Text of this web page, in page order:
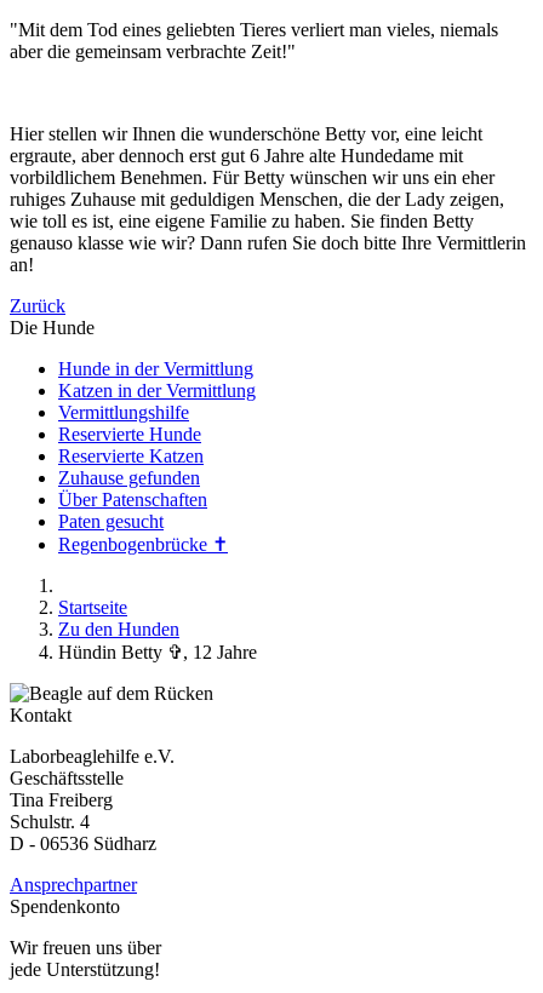
"Mit dem Tod eines geliebten Tieres verliert man vieles, niemals
aber die gemeinsam verbrachte Zeit!"
Hier stellen wir Ihnen die wunderschöne Betty vor, eine leicht
ergraute, aber dennoch erst gut 6 Jahre alte Hundedame mit
vorbildlichem Benehmen. Für Betty wünschen wir uns ein eher
ruhiges Zuhause mit geduldigen Menschen, die der Lady zeigen,
wie toll es ist, eine eigene Familie zu haben. Sie finden Betty
genauso klasse wie wir? Dann rufen Sie doch bitte Ihre Vermittlerin
an!
Zurück
Die Hunde
Hunde in der Vermittlung
Katzen in der Vermittlung
Vermittlungshilfe
Reservierte Hunde
Reservierte Katzen
Zuhause gefunden
Über Patenschaften
Paten gesucht
Regenbogenbrücke ✝
Startseite
Zu den Hunden
Hündin Betty ✞, 12 Jahre
Kontakt
Laborbeaglehilfe e.V.
Geschäftsstelle
Tina Freiberg
Schulstr. 4
D - 06536 Südharz
Ansprechpartner
Spendenkonto
Wir freuen uns über
jede Unterstützung!